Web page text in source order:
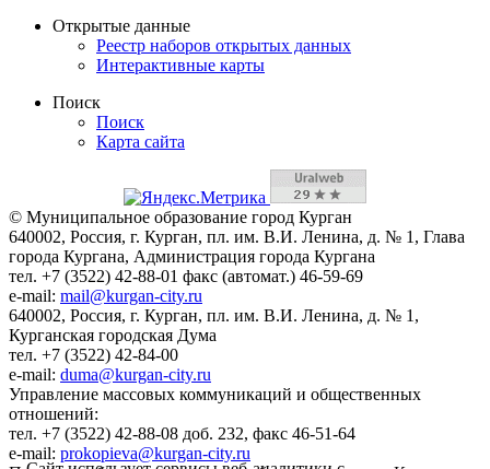
Открытые данные
Реестр наборов открытых данных
Интерактивные карты
Поиск
Поиск
Карта сайта
© Муниципальное образование город Курган
640002, Россия, г. Курган, пл. им. В.И. Ленина, д. № 1, Глава
города Кургана, Администрация города Кургана
тел. +7 (3522) 42-88-01 факс (автомат.) 46-59-69
e-mail: mail@kurgan-city.ru
640002, Россия, г. Курган, пл. им. В.И. Ленина, д. № 1,
Курганская городская Дума
тел. +7 (3522) 42-84-00
e-mail: duma@kurgan-city.ru
Управление массовых коммуникаций и общественных
отношений:
тел. +7 (3522) 42-88-08 доб. 232, факс 46-51-64
e-mail: prokopieva@kurgan-city.ru